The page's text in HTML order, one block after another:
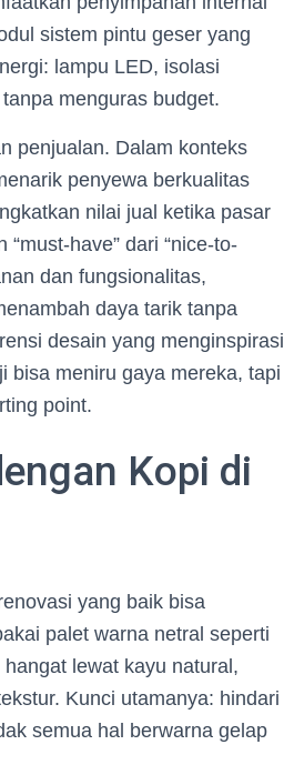
sistem pintu geser yang
lampu LED, isolasi
menguras budget.
penjualan. Dalam konteks
penyewa berkualitas
nilai jual ketika pasar
have” dari “nice-to-
dan fungsionalitas,
daya tarik tanpa
desain yang menginspirasi
meniru gaya mereka, tapi
point.
Kopi di
yang baik bisa
palet warna netral seperti
lewat kayu natural,
Kunci utamanya: hindari
semua hal berwarna gelap